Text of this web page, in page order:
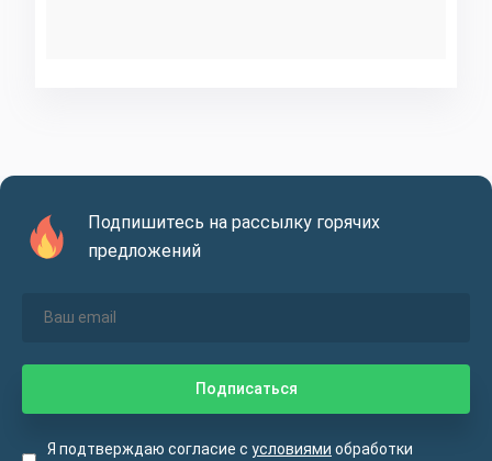
Подпишитесь на рассылку горячих
предложений
Я подтверждаю согласие с условиями обработки